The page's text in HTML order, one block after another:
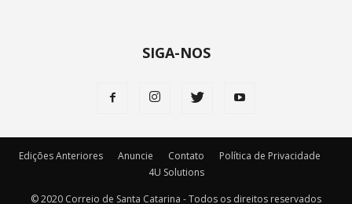
SIGA-NOS
Edições Anteriores Anuncie Contato
Política de Privacidade
4U Solutions
© 2020 Correio de Santa Catarina - Todos os direitos reservados